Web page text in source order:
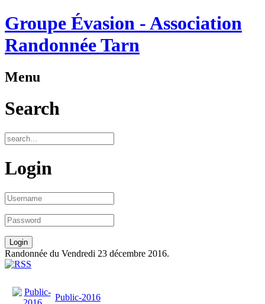
Groupe Évasion - Association
Randonnée Tarn
Menu
Search
Login
Randonnée du Vendredi 23 décembre 2016.
Public-2016